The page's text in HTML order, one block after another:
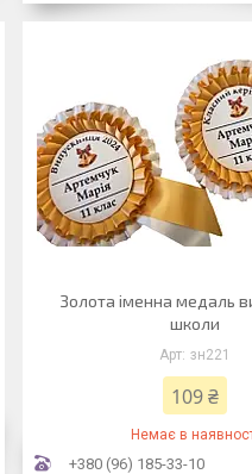
Золота іменна медаль
школи
зн221
109 ₴
Немає в
+380 (96) 185-33-10